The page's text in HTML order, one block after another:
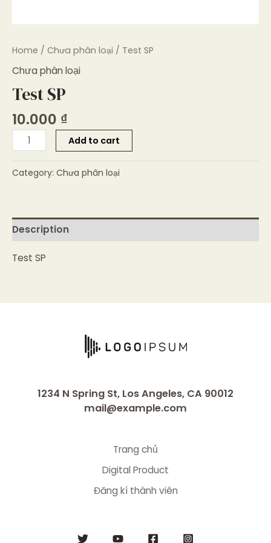
Home / Chưa phân loại / Test SP
Chưa phân loại
Test SP
10.000 ₫
Add to cart
Category: Chưa phân loại
Description
Test SP
1234 N Spring St, Los Angeles, CA 90012
mail@example.com
Trang chủ
Digital Product
Đăng kí thành viên